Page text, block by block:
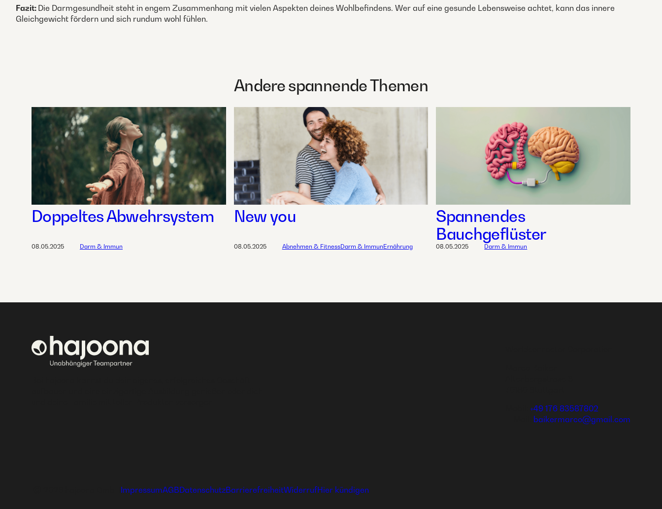
Fazit: Die Darmgesundheit steht in engem Zusammenhang mit vielen Aspekten deines Wohlbefindens. Wer auf eine gesunde Lebensweise achtet, kann das innere
Gleichgewicht fördern und sich rundum wohl fühlen.
Andere spannende Themen
08.05.2025
Doppeltes Abwehrsystem
Darm & Immun 08.05.2025
New you
Abnehmen & FitnessDarm & ImmunErnährung 08.05.2025
Spannendes
Bauchgeflüster
Darm & Immun
+49 176 83587802
baikermarco@gmail.com
ImpressumAGBDatenschutzBarrierefreiheitWiderrufHier kündigen